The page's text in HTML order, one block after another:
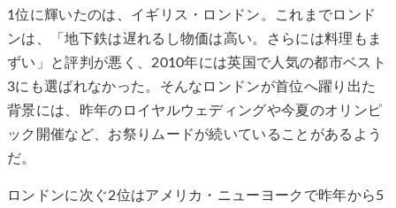
1位に輝いたのは、イギリス・ロンドン。これまでロンド
ンは、「地下鉄は遅れるし物価は高い。さらには料理もま
ずい」と評判が悪く、2010年には英国で人気の都市ベスト
3にも選ばれなかった。そんなロンドンが首位へ躍り出た
背景には、昨年のロイヤルウェディングや今夏のオリンピ
ック開催など、お祭りムードが続いていることがあるよう
だ。
ロンドンに次ぐ2位はアメリカ・ニューヨークで昨年から5